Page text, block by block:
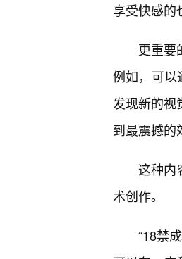
享受快感的
更重要
例如，可以
发现新的视
到最震撼的
这种内
术创作。
“18禁